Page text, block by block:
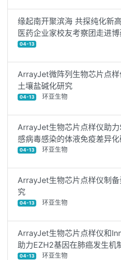
缘起南开聚滨海 共探纯化
医药企业家校友考察团走进
04-13
ArrayJet微阵列生物芯片点
土壤盐碱化研究
04-13 环亚生物
ArrayJet生物芯片点样仪助
感病毒感染的体液免疫差异
04-13 环亚生物
ArrayJet生物芯片点样仪制
究
04-13 环亚生物
ArrayJet生物芯片点样仪和
助力EZH2基因在肺癌发生机
04-13 环亚生物